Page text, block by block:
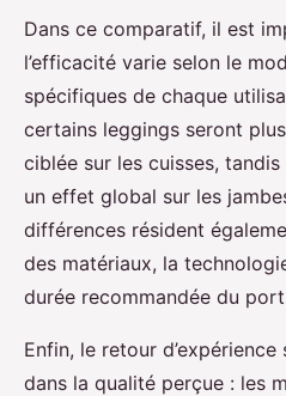
Dans ce comparatif, il est
l’efficacité varie selon le
spécifiques de chaque
certains leggings seront
ciblée sur les cuisses,
un effet global sur les
différences résident
des matériaux, la
durée recommandée du
Enfin, le retour
dans la qualité perçue : les